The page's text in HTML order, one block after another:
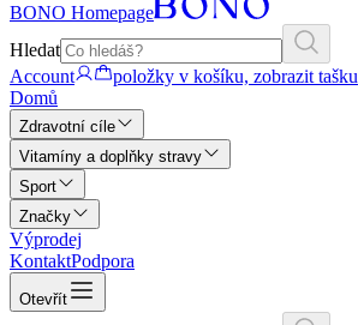
BONO Homepage
Hledat
Account
položky v košíku, zobrazit tašku
Domů
Zdravotní cíle
Vitamíny a doplňky stravy
Sport
Značky
Výprodej
KontaktPodpora
Otevřít